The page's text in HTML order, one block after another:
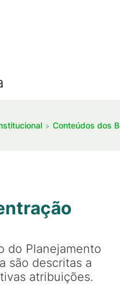
Conteúdos dos
do Planejamento
são descritas a
atribuições.